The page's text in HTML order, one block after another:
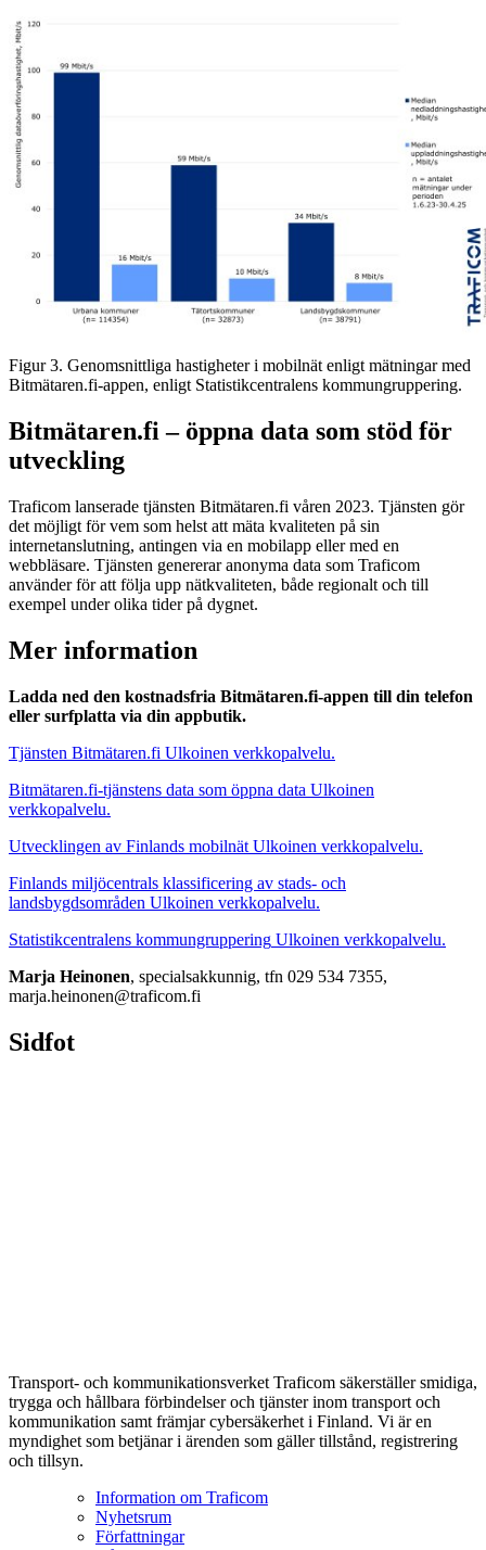
Figur 3. Genomsnittliga hastigheter i mobilnät enligt mätningar med
Bitmätaren.fi-appen, enligt Statistikcentralens kommungruppering.
Bitmätaren.fi – öppna data som stöd för
utveckling
Traficom lanserade tjänsten Bitmätaren.fi våren 2023. Tjänsten gör
det möjligt för vem som helst att mäta kvaliteten på sin
internetanslutning, antingen via en mobilapp eller med en
webbläsare. Tjänsten genererar anonyma data som Traficom
använder för att följa upp nätkvaliteten, både regionalt och till
exempel under olika tider på dygnet.
Mer information
Ladda ned den kostnadsfria Bitmätaren.fi-appen till din telefon
eller surfplatta via din appbutik.
Tjänsten Bitmätaren.fi Ulkoinen verkkopalvelu.
Bitmätaren.fi-tjänstens data som öppna data Ulkoinen
verkkopalvelu.
Utvecklingen av Finlands mobilnät Ulkoinen verkkopalvelu.
Finlands miljöcentrals klassificering av stads- och
landsbygdsområden Ulkoinen verkkopalvelu.
Statistikcentralens kommungruppering Ulkoinen verkkopalvelu.
Marja Heinonen, specialsakkunnig, tfn 029 534 7355,
marja.heinonen@traficom.fi
Sidfot
Transport- och kommunikationsverket Traficom säkerställer smidiga,
trygga och hållbara förbindelser och tjänster inom transport och
kommunikation samt främjar cybersäkerhet i Finland. Vi är en
myndighet som betjänar i ärenden som gäller tillstånd, registrering
och tillsyn.
Information om Traficom
Nyhetsrum
Författningar